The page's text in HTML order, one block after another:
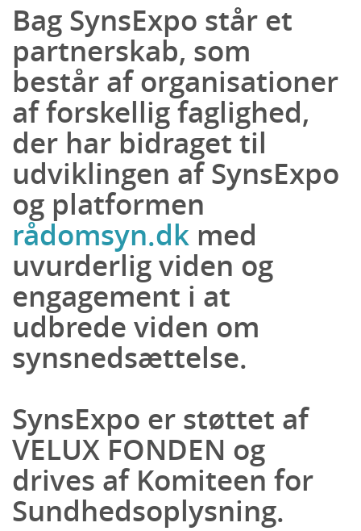
Bag SynsExpo står et
partnerskab, som
består af organisationer
af forskellig faglighed,
der har bidraget til
udviklingen af SynsExpo
og platformen
rådomsyn.dk med
uvurderlig viden og
engagement i at
udbrede viden om
synsnedsættelse.
SynsExpo er støttet af
VELUX FONDEN og
drives af Komiteen for
Sundhedsoplysning.